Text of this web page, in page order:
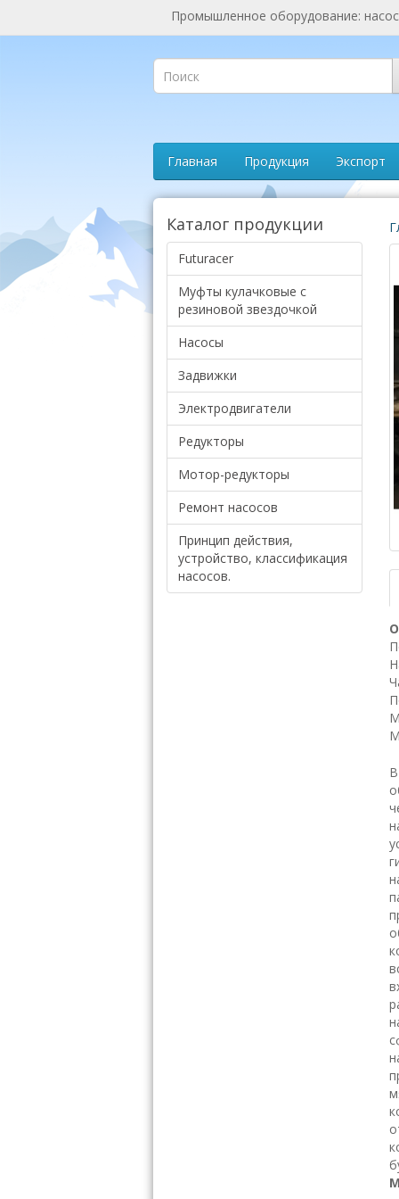
Промышленное оборудование:
Главная Продукция Экспорт
Каталог продукции
Futuracer
Муфты кулачковые с
резиновой звездочкой
Насосы
Задвижки
Электродвигатели
Редукторы
Мотор-редукторы
Ремонт насосов
Принцип действия,
устройство, классификация
насосов.